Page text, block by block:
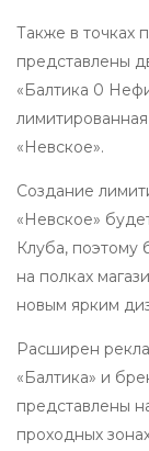
Также в точках
представлены
«Балтика 0
«Невское».
Создание
«Невское»
Клуба, поэтому
на полках
новым ярким
Расширен
«Балтика» и
представлены
проходных